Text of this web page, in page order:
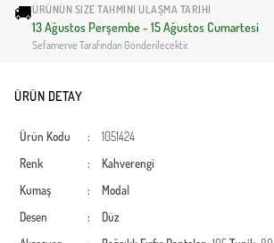
🚚ÜRÜNÜN SIZE TAHMINI ULAŞMA TARIHI
13 Ağustos Perşembe - 15 Ağustos Cumartesi
Sefamerve Tarafından Gönderilecektir.
ÜRÜN DETAY
Ürün Kodu :
1051424
Renk
:
Kahverengi
Kumaş
:
Modal
Desen
:
Düz